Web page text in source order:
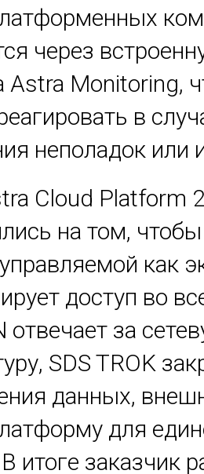
через
Astra Monitoring,
в
неполадок или
Cloud Platform
на том,
как
доступ во
отвечает за
SDS TROK
данных,
для
итоге заказчик